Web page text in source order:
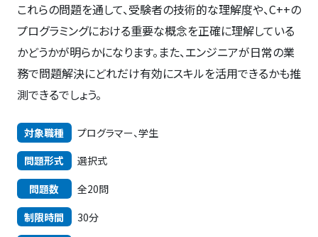
これらの問題を通して、受験者の技術的な理解度や、C++の
プログラミングにおける重要な概念を正確に理解している
かどうかが明らかになります。また、エンジニアが日常の業
務で問題解決にどれだけ有効にスキルを活用できるかも推
測できるでしょう。
対象職種
プログラマー、学生
問題形式
選択式
問題数
全20問
制限時間
30分